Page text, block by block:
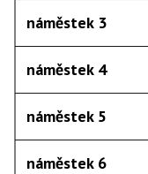
náměstek 3
náměstek 4
náměstek 5
náměstek 6